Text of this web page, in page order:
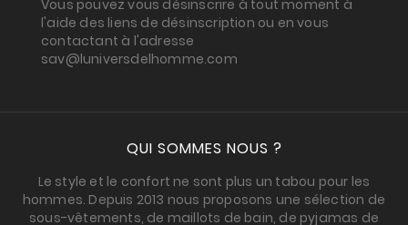
Vous pouvez vous désinscrire à tout moment à
l'aide des liens de désinscription ou en vous
contactant à l'adresse
sav@luniversdelhomme.com
QUI SOMMES NOUS ?
Le style et le confort ne sont plus un tabou pour les
hommes. Depuis 2013 nous proposons une sélection de
sous-vêtements, de maillots de bain, de pyjamas de